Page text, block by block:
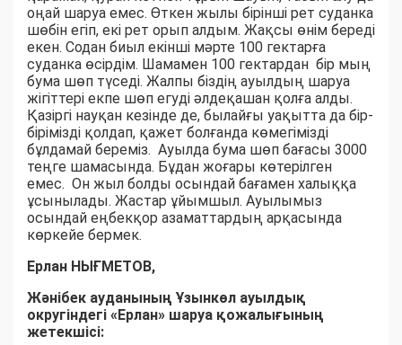
оңай шаруа емес. Өткен жылы бірінші рет суданка
шөбін егіп, екі рет орып алдым. Жақсы өнім береді
екен. Содан биыл екінші мәрте 100 гектарға
суданка өсірдім. Шамамен 100 гектардан бір мың
бума шөп түседі. Жалпы біздің ауылдың шаруа
жігіттері екпе шөп егуді әлдеқашан қолға алды.
Қазіргі науқан кезінде де, былайғы уақытта да бір-
бірімізді қолдап, қажет болғанда көмегімізді
бұлдамай береміз. Ауылда бума шөп бағасы 3000
теңге шамасында. Бұдан жоғары көтерілген
емес. Он жыл болды осындай бағамен халыққа
ұсынылады. Жастар ұйымшыл. Ауылымыз
осындай еңбекқор азаматтардың арқасында
көркейе бермек.
Ерлан НЫҒМЕТОВ,
Жәнібек ауданының Ұзынкөл ауылдық
округіндегі «Ерлан» шаруа қожалығының
жетекшісі: